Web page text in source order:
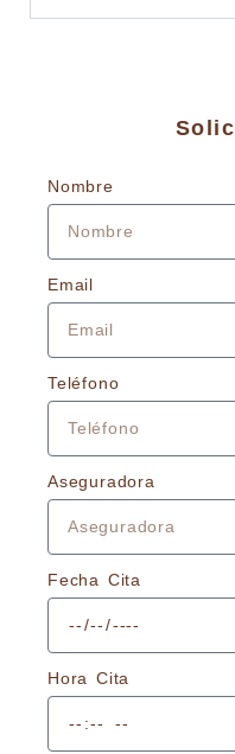
Nombre
Email
Teléfono
Aseguradora
Fecha Cita
Hora Cita